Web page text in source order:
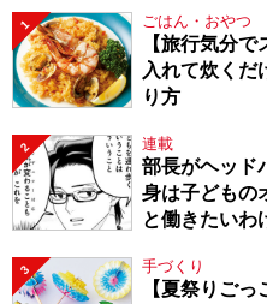
1 ごはん・おやつ
【旅行気分
入れて炊くだ
り方
2 連載
部長がヘッド
身は子どもの
と働きたい
3 手づくり
【夏祭りご